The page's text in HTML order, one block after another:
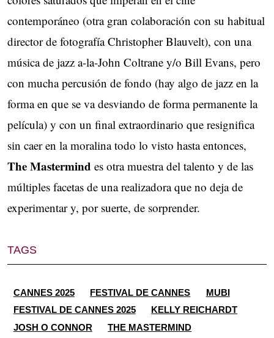
contemporáneo (otra gran colaboración con su habitual
director de fotografía Christopher Blauvelt), con una
música de jazz a-la-John Coltrane y/o Bill Evans, pero
con mucha percusión de fondo (hay algo de jazz en la
forma en que se va desviando de forma permanente la
película) y con un final extraordinario que resignifica
sin caer en la moralina todo lo visto hasta entonces,
The Mastermind es otra muestra del talento y de las
múltiples facetas de una realizadora que no deja de
experimentar y, por suerte, de sorprender.
TAGS
CANNES 2025 FESTIVAL DE CANNES
MUBI
FESTIVAL DE CANNES 2025
KELLY REICHARDT
JOSH O CONNOR
THE MASTERMIND